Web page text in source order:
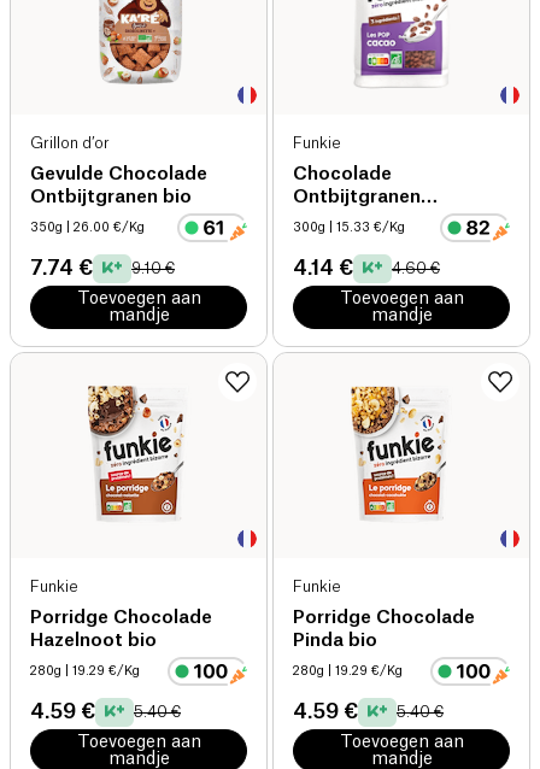
Grillon d’or
Gevulde Chocolade
Ontbijtgranen bio
350g | 26.00 €/Kg
7.74 € 9.10 €
Toevoegen aan
mandje
Funkie
Chocolade
Ontbijtgranen
Popballen bio
300g | 15.33 €/Kg
4.14 € 4.60 €
Toevoegen aan
mandje
Funkie
Porridge Chocolade
Hazelnoot bio
280g | 19.29 €/Kg
4.59 € 5.40 €
Toevoegen aan
mandje
Funkie
Porridge Chocolade
Pinda bio
280g | 19.29 €/Kg
4.59 € 5.40 €
Toevoegen aan
mandje